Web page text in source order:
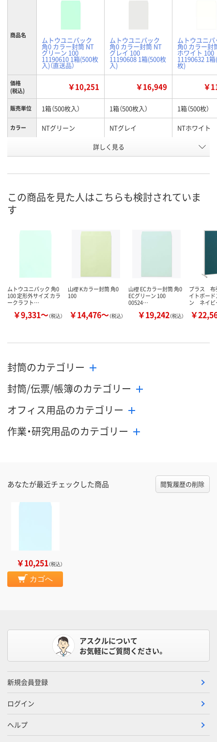
商品名
ムトウユニパック
角0 カラー封筒 NT
グリーン 100
11190610 1箱(500枚
入)（直送品）
ムトウユニパック
角0 カラー封筒 NT
グレイ 100
11190608 1箱(500枚
入)
ムトウユニパ
角0 カラー封
ホワイト 100
11190632 1
枚)
価格
(税込)
￥10,251 ￥16,949 ￥
販売単位 1箱（500枚入） 1箱（500枚入） 1箱（500枚）
カラー NTグリーン NTグレイ NTホワイト
P676950 P676952
8月11日（火）
カゴへ カゴへ
詳しく見る
この商品を見た人はこちらも検討されていま
す
ムトウユニパック 角0
100 定形外サイズ カラ
ークラフト…
￥9,331～（税込）
山櫻 Kカラー封筒 角0
100
￥14,476～（税込）
山櫻 ECカラー封筒 角0
ECグリーン 100
00524…
￥19,242（税込）
プラス 布
イトボー
ン ネイビ
￥
封筒のカテゴリー
封筒/伝票/帳簿のカテゴリー
オフィス用品のカテゴリー
作業・研究用品のカテゴリー
あなたが最近チェックした商品 閲覧履歴の削除
￥10,251（税込）
カゴへ
アスクルについて
お気軽にご質問ください。
新規会員登録
ログイン
ヘルプ